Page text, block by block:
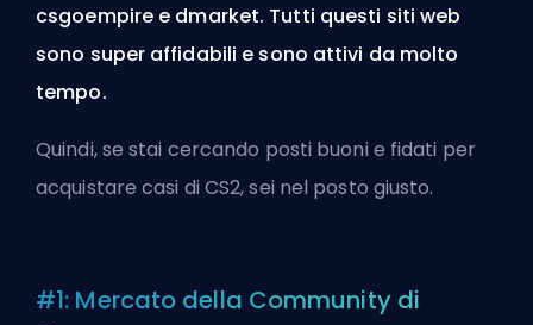
csgoempire e dmarket. Tutti questi siti web
sono super affidabili e sono attivi da molto
tempo.
Quindi, se stai cercando posti buoni e fidati per
acquistare casi di CS2, sei nel posto giusto.
#1: Mercato della Community di